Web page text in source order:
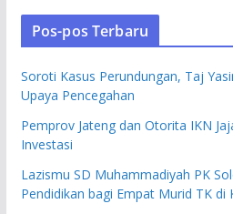
Pos-pos Terbaru
Soroti Kasus Perundungan, Taj
Upaya Pencegahan
Pemprov Jateng dan Otorita IKN
Investasi
Lazismu SD Muhammadiyah PK
Pendidikan bagi Empat Murid TK di